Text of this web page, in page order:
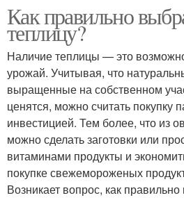
Как правильно
теплицу?
Наличие теплицы — это
урожай. Учитывая, что
выращенные на собственном
ценятся, можно считать покупку
инвестицией. Тем более, что из
можно сделать заготовки или
витаминами продукты и
покупке свежемороженых
Возникает вопрос, как